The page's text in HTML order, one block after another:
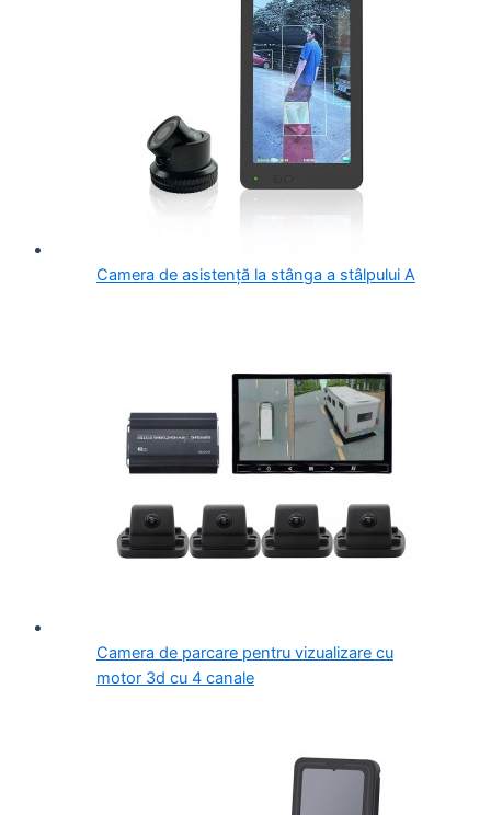
Camera de asistență la stânga a stâlpului A
Camera de parcare pentru vizualizare cu
motor 3d cu 4 canale